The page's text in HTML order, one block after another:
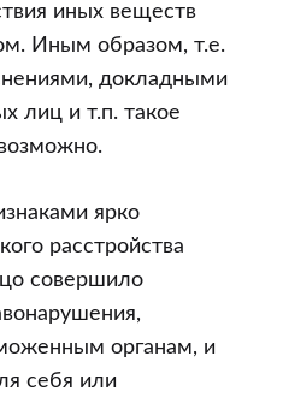
иных веществ
Иным образом, т.е.
докладными
лиц и т.п. такое
ярко
расстройства
совершило
органам, и
себя или